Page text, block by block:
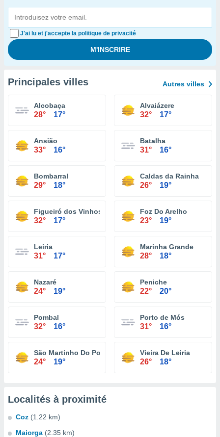
J'ai lu et j'accepte la politique de privacité
Principales villes Autres villes
Alcobaça
28° 17°
Alvaiázere
32° 17°
Ansião
33° 16°
Batalha
31° 16°
Bombarral
29° 18°
Caldas da Rainha
26° 19°
Figueiró dos Vinhos
32° 17°
Foz Do Arelho
23° 19°
Leiria
31° 17°
Marinha Grande
28° 18°
Nazaré
24° 19°
Peniche
22° 20°
Pombal
32° 16°
Porto de Mós
31° 16°
São Martinho Do Porto
24° 19°
Vieira De Leiria
26° 18°
Localités à proximité
Coz (1.22 km)
Maiorga (2.35 km)